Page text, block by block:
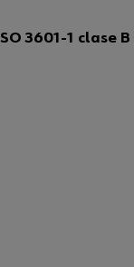
ISO 3601-1 clase